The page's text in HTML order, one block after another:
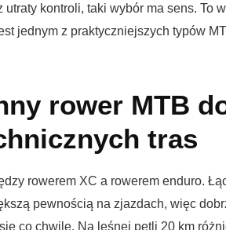
kontroli, taki wybór ma sens. To
jednym z praktyczniejszych typów
rower MTB
tras
rowerem XC a rowerem enduro.
pewnością na zjazdach, więc
co chwilę. Na leśnej pętli 20 km